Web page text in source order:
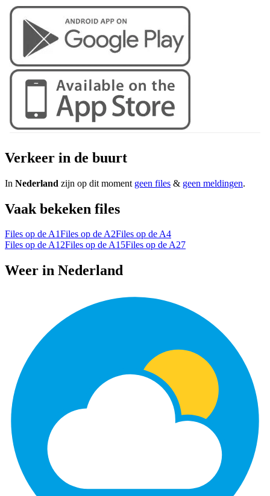
Verkeer in de buurt
In Nederland zijn op dit moment geen files & geen meldingen.
Vaak bekeken files
Files op de A1Files op de A2Files op de A4
Files op de A12Files op de A15Files op de A27
Weer in Nederland